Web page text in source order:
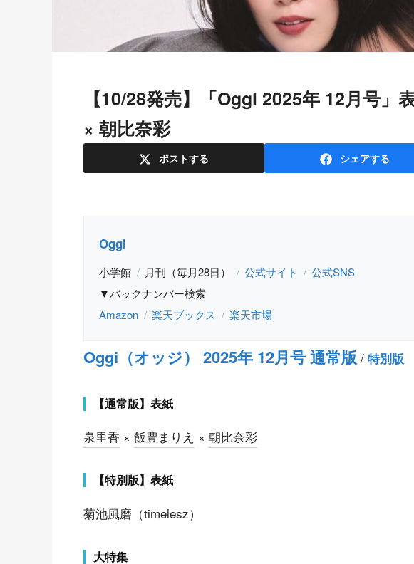
【10/28発売】「Oggi 2025年 12月号」表紙：泉里香 × 飯豊まりえ
× 朝比奈彩
ポストする シェアする
Oggi
小学館 月刊（毎月28日） 公式サイト
公式SNS
▼バックナンバー検索
Amazon
楽天ブックス 楽天市場
Oggi（オッジ） 2025年 12月号 通常版 / 特別版
【通常版】表紙
泉里香 × 飯豊まりえ × 朝比奈彩
【特別版】表紙
菊池風磨（timelesz）
大特集